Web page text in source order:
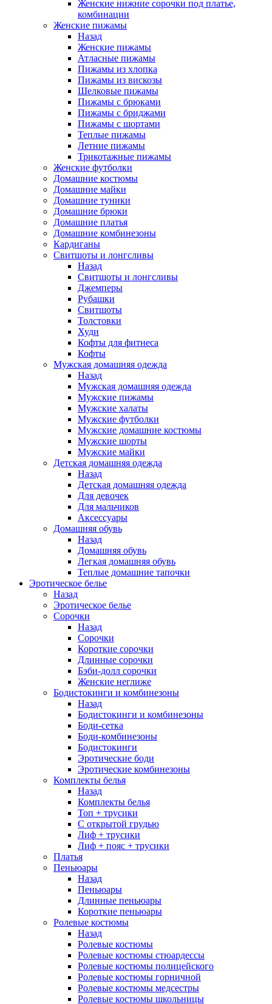
Женские нижние сорочки под платье,
комбинации
Женские пижамы
Назад
Женские пижамы
Атласные пижамы
Пижамы из хлопка
Пижамы из вискозы
Шелковые пижамы
Пижамы с брюками
Пижамы с бриджами
Пижамы с шортами
Теплые пижамы
Летние пижамы
Трикотажные пижамы
Женские футболки
Домашние костюмы
Домашние майки
Домашние туники
Домашние брюки
Домашние платья
Домашние комбинезоны
Кардиганы
Свитшоты и лонгсливы
Назад
Свитшоты и лонгсливы
Джемперы
Рубашки
Свитшоты
Толстовки
Худи
Кофты для фитнеса
Кофты
Мужская домашняя одежда
Назад
Мужская домашняя одежда
Мужские пижамы
Мужские халаты
Мужские футболки
Мужские домашние костюмы
Мужские шорты
Мужские майки
Детская домашняя одежда
Назад
Детская домашняя одежда
Для девочек
Для мальчиков
Аксессуары
Домашняя обувь
Назад
Домашняя обувь
Легкая домашняя обувь
Теплые домашние тапочки
Эротическое белье
Назад
Эротическое белье
Сорочки
Назад
Сорочки
Короткие сорочки
Длинные сорочки
Бэби-долл сорочки
Женские неглиже
Бодистокинги и комбинезоны
Назад
Бодистокинги и комбинезоны
Боди-сетка
Боди-комбинезоны
Бодистокинги
Эротические боди
Эротические комбинезоны
Комплекты белья
Назад
Комплекты белья
Топ + трусики
С открытой грудью
Лиф + трусики
Лиф + пояс + трусики
Платья
Пеньюары
Назад
Пеньюары
Длинные пеньюары
Короткие пеньюары
Ролевые костюмы
Назад
Ролевые костюмы
Ролевые костюмы стюардессы
Ролевые костюмы полицейского
Ролевые костюмы горничной
Ролевые костюмы медсестры
Ролевые костюмы школьницы